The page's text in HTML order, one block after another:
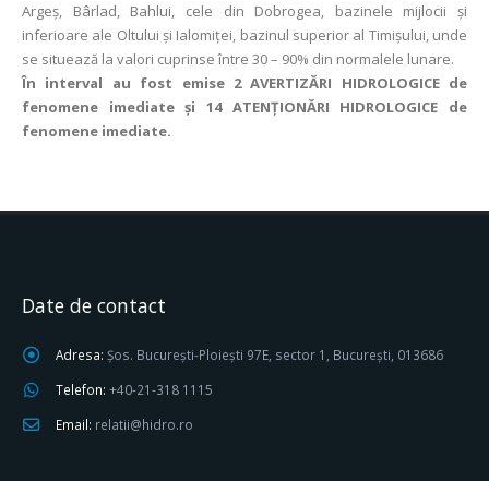
Argeş, Bârlad, Bahlui, cele din Dobrogea, bazinele mijlocii şi
inferioare ale Oltului şi Ialomiţei, bazinul superior al Timișului, unde
se situează la valori cuprinse între 30 – 90% din normalele lunare.
În interval au fost emise 2 AVERTIZĂRI HIDROLOGICE de
fenomene imediate şi 14 ATENŢIONĂRI HIDROLOGICE de
fenomene imediate.
Date de contact
Adresa: Șos. București-Ploiești 97E, sector 1, București, 013686
Telefon: +40-21-318 1115
Email: relatii@hidro.ro